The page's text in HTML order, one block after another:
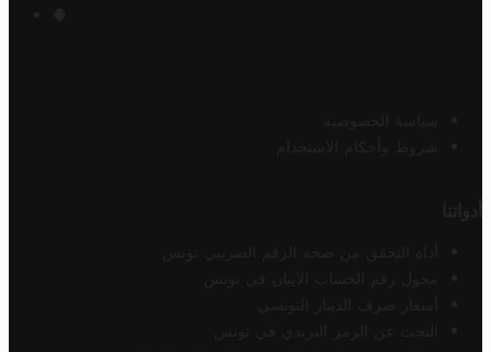
سياسة الخصوصية
شروط وأحكام الاستخدام
أدواتنا
أداة التحقق من صحة الرقم الضريبي تونس
محول رقم الحساب الآيبان في تونس
أسعار صرف الدينار التونسي
البحث عن الرمز البريدي في تونس